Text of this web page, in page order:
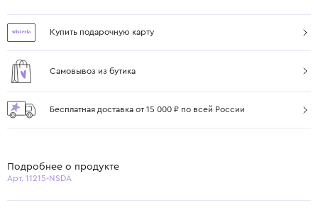
Купить подарочную карту
Самовывоз из бутика
Бесплатная доставка от 15 000 ₽ по всей России
Подробнее о продукте
Арт. 11215-NSDA